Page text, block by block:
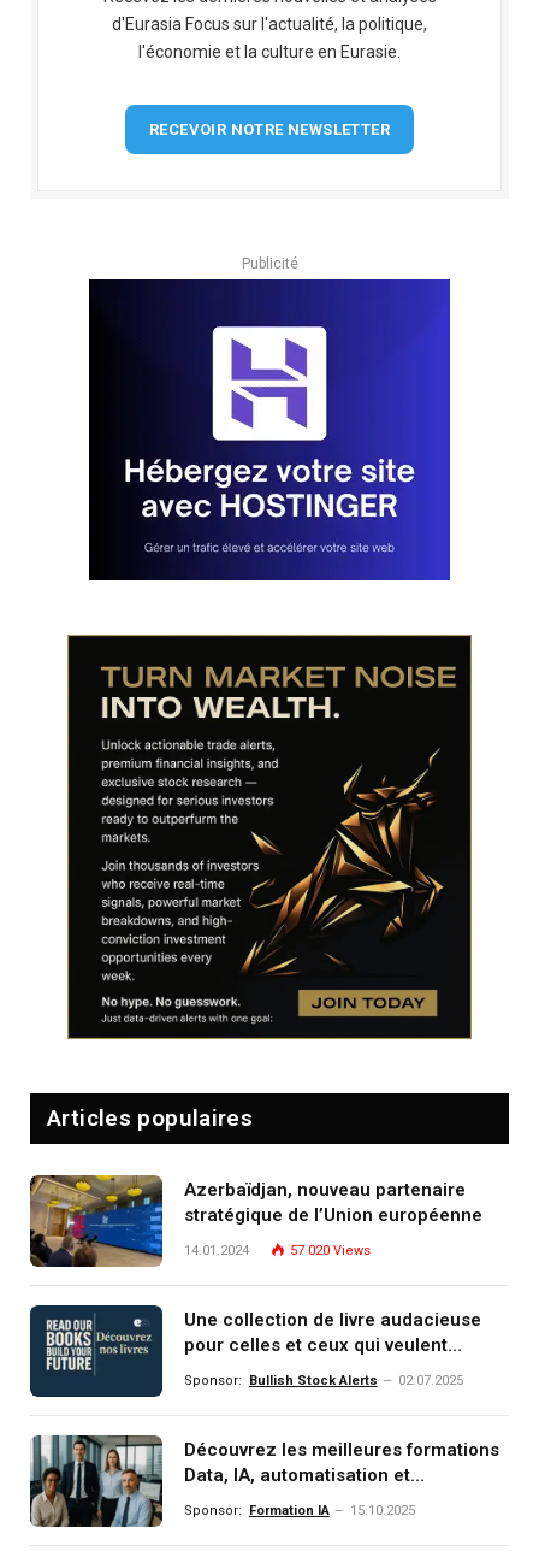
d'Eurasia Focus sur l'actualité, la politique,
l'économie et la culture en Eurasie.
RECEVOIR NOTRE NEWSLETTER
Publicité
Articles populaires
Azerbaïdjan, nouveau partenaire
stratégique de l’Union européenne
14.01.2024 57 020 Views
Une collection de livre audacieuse
pour celles et ceux qui veulent
comprendre, investir et dominer le
Sponsor: Bullish Stock Alerts 02.07.2025
Découvrez les meilleures formations
Data, IA, automatisation et
investissement (gestion de
Sponsor: Formation IA 15.10.2025